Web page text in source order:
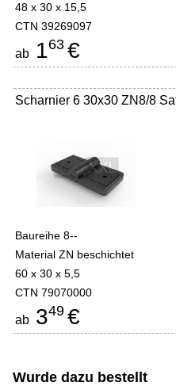
48 x 30 x 15,5
CTN 39269097
ab 163 €
Scharnier 6 30x30 ZN8/8
Baureihe 8--
Material ZN beschichtet
60 x 30 x 5,5
CTN 79070000
ab 349 €
Wurde dazu bestellt